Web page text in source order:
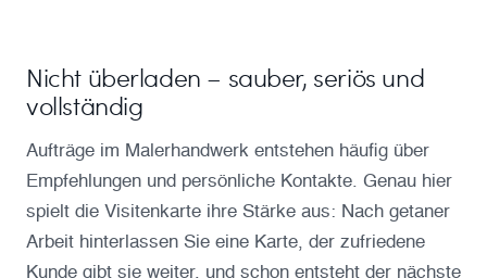
Nicht überladen – sauber, seriös und
vollständig
Aufträge im Malerhandwerk entstehen häufig über
Empfehlungen und persönliche Kontakte. Genau hier
spielt die Visitenkarte ihre Stärke aus: Nach getaner
Arbeit hinterlassen Sie eine Karte, der zufriedene
Kunde gibt sie weiter, und schon entsteht der nächste